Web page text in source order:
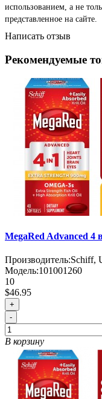
использованием, а не
представленное на сайте.
Написать отзыв
Рекомендуемые
MegaRed Advanced 4
Производитель:Schiff,
Модель:101001260
10
$46.95
+
-
В корзину